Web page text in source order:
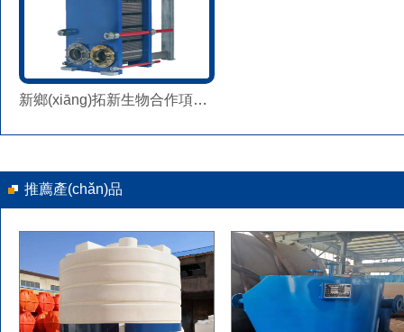
新鄉(xiāng)拓新生物合作項目螺旋板換熱器
推薦產(chǎn)品